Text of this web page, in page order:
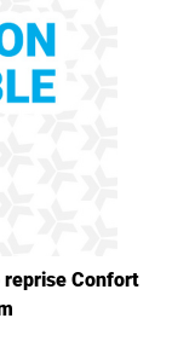
reprise Confort